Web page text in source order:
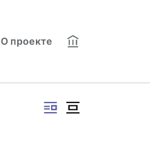
О проекте